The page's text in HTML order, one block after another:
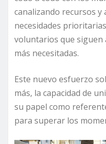
canalizando recursos y
necesidades
voluntarios que siguen
más necesitadas.
Este nuevo esfuerzo
más, la capacidad de
su papel como
para superar los